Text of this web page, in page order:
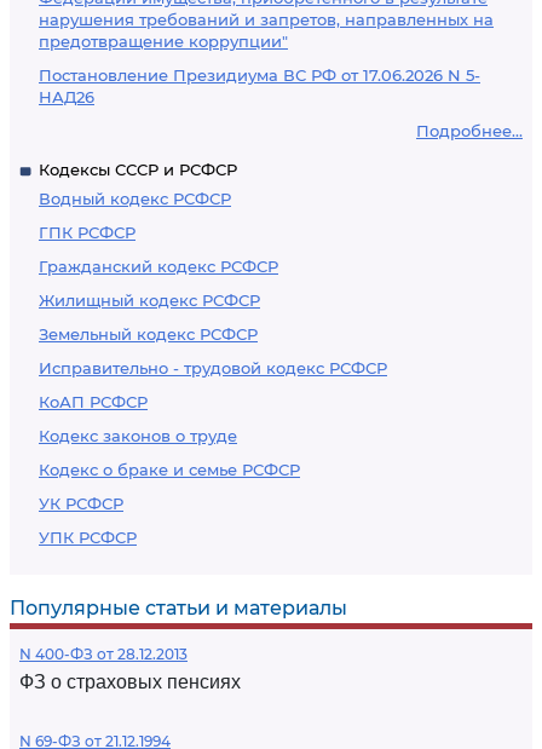
нарушения требований и запретов, направленных на
предотвращение коррупции"
Постановление Президиума ВС РФ от 17.06.2026 N 5-
НАД26
Подробнее...
Кодексы СССР и РСФСР
Водный кодекс РСФСР
ГПК РСФСР
Гражданский кодекс РСФСР
Жилищный кодекс РСФСР
Земельный кодекс РСФСР
Исправительно - трудовой кодекс РСФСР
КоАП РСФСР
Кодекс законов о труде
Кодекс о браке и семье РСФСР
УК РСФСР
УПК РСФСР
Популярные статьи и материалы
N 400-ФЗ от 28.12.2013
ФЗ о страховых пенсиях
N 69-ФЗ от 21.12.1994